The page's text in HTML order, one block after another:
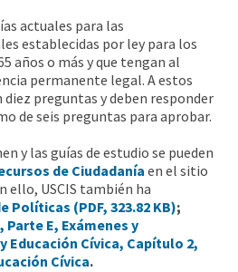
actuales para las
establecidas por ley para los
años o más y que tengan al
permanente legal. A estos
preguntas y deben responder
de seis preguntas para aprobar.
y las guías de estudio se pueden
de Ciudadanía en el sitio
ello, USCIS también ha
Políticas (PDF, 323.82 KB);
Parte E, Exámenes y
Educación Cívica, Capítulo 2,
Cívica.